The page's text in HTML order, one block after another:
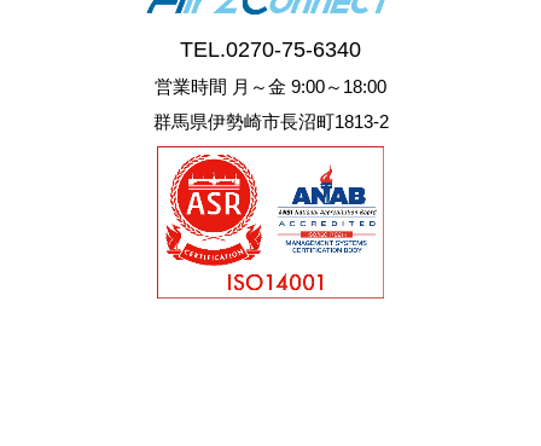
TEL.0270-75-6340
営業時間 月～金 9:00～18:00
群馬県伊勢崎市長沼町1813-2